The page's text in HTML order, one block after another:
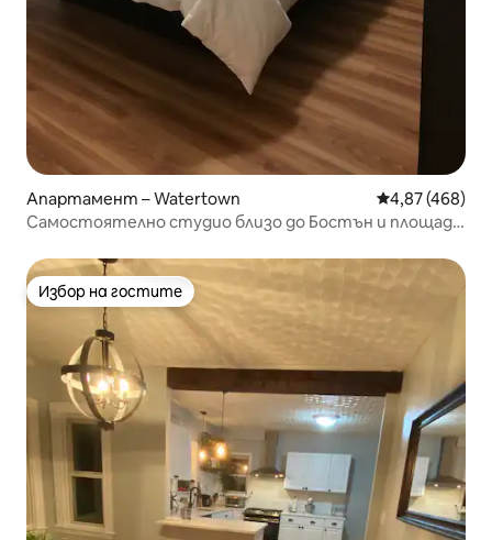
Апартамент – Watertown Средна
4,87 (468)
Самостоятелно студио близо до Бостън и площад
Избор на гостите
Избор на гостите